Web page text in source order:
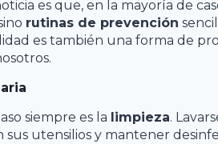
es que, en la mayoría de
rutinas de prevención
es también una forma de
siempre es la limpieza.
sus utensilios y mantener